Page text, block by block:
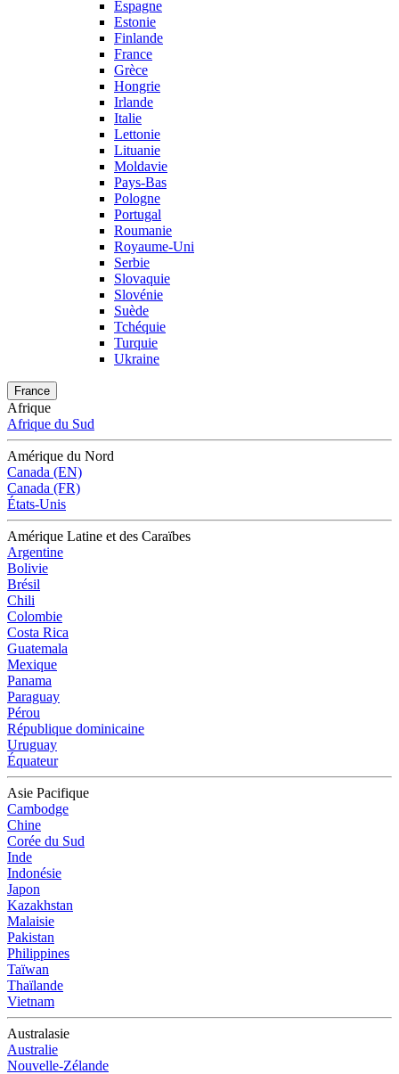
Espagne
Estonie
Finlande
France
Grèce
Hongrie
Irlande
Italie
Lettonie
Lituanie
Moldavie
Pays-Bas
Pologne
Portugal
Roumanie
Royaume-Uni
Serbie
Slovaquie
Slovénie
Suède
Tchéquie
Turquie
Ukraine
France
Afrique
Afrique du Sud
Amérique du Nord
Canada (EN)
Canada (FR)
États-Unis
Amérique Latine et des Caraïbes
Argentine
Bolivie
Brésil
Chili
Colombie
Costa Rica
Guatemala
Mexique
Panama
Paraguay
Pérou
République dominicaine
Uruguay
Équateur
Asie Pacifique
Cambodge
Chine
Corée du Sud
Inde
Indonésie
Japon
Kazakhstan
Malaisie
Pakistan
Philippines
Taïwan
Thaïlande
Vietnam
Australasie
Australie
Nouvelle-Zélande